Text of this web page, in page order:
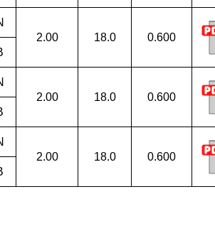
2.00
18.0
0.600
2.00
18.0
0.600
2.00
18.0
0.600